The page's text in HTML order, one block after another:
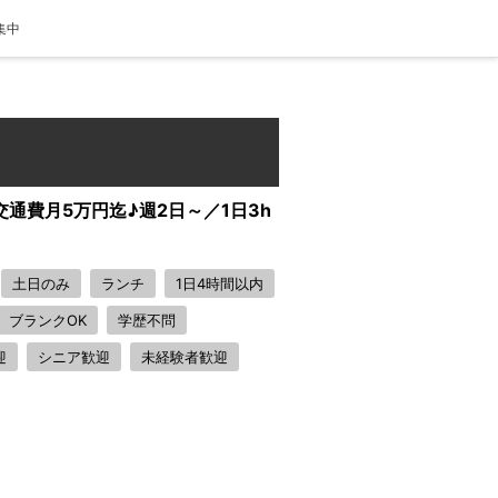
中
費月5万円迄♪週2日～／1日3h
土日のみ ランチ 1日4時間以内
ブランクOK 学歴不問
シニア歓迎 未経験者歓迎